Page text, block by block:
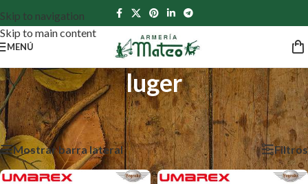
Skip to navigation
Skip to main content
MENÚ
luger
Inicio /Productos etiquetados “luger”
Mostrando los 2 resultados
Mostrar barra lateral
Filtros